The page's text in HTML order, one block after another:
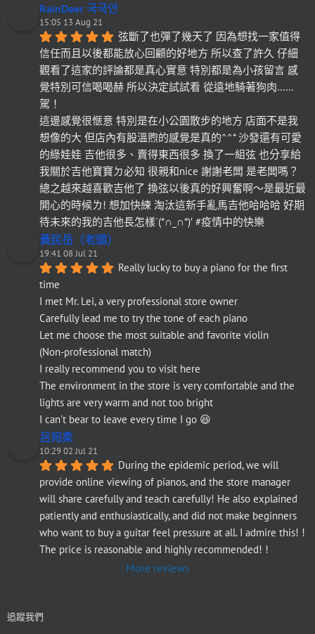
RainDeer 국국안
15:05 13 Aug 21
弦斷了也彈了幾天了 因為想找一家值得
信任而且以後都能放心回顧的好地方 所以查了許久 仔細
觀看了這家的評論都是真心實意 特別都是為小孩留言 感
覺特別可信喝喝赫 所以決定試試看 從遠地騎著狗肉……
駕！
這邊感覺很愜意 特別是在小公園散步的地方 店面不是我
想像的大 但店內有股溫煦的感覺是真的^^* 沙發還有可愛
的綠娃娃 吉他很多、賣得東西很多 換了一組弦 也分享給
我關於吉他寶寶ㄉ必知 很親和nice 謝謝老闆 是老闆嗎？
總之越來越喜歡吉他了 換弦以後真的好興奮啊～是最近最
開心的時候ㄌ! 想加快練 淘汰這新手亂馬吉他哈哈哈 好期
待未來的我的吉他長怎樣`(*∩_∩*)′ #疫情中的快樂
黃民岳（老頭）
19:41 08 Jul 21
Really lucky to buy a piano for the first
time
I met Mr. Lei, a very professional store owner
Carefully lead me to try the tone of each piano
Let me choose the most suitable and favorite violin
(Non-professional match)
I really recommend you to visit here
The environment in the store is very comfortable and the
lights are very warm and not too bright
I can't bear to leave every time I go 😆
呂宛柔
10:29 02 Jul 21
During the epidemic period, we will
provide online viewing of pianos, and the store manager
will share carefully and teach carefully! He also explained
patiently and enthusiastically, and did not make beginners
who want to buy a guitar feel pressure at all. I admire this! !
The price is reasonable and highly recommended! !
More reviews
追蹤我們